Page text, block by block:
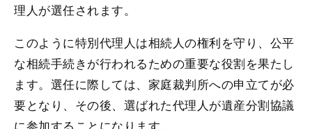
理人が選任されます。
このように特別代理人は相続人の権利を守り、公平
な相続手続きが行われるための重要な役割を果たし
ます。選任に際しては、家庭裁判所への申立てが必
要となり、その後、選ばれた代理人が遺産分割協議
に参加することになります。